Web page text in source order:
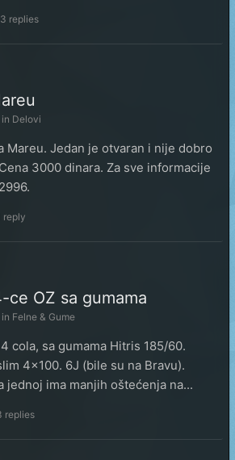
3 replies
Delovi
Mareu. Jedan je otvaran i nije dobro
3000 dinara. Za sve informacije
reply
ce OZ sa gumama
Felne & Gume
cola, sa gumama Hitris 185/60.
4x100. 6J (bile su na Bravu).
jednoj ima manjih oštećenja na...
replies